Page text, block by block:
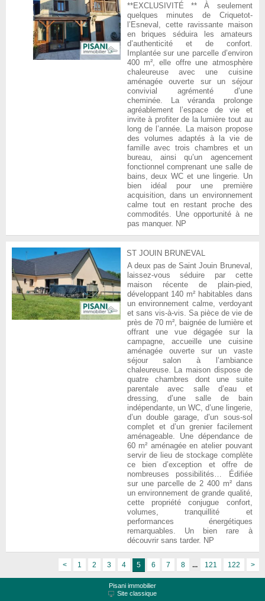
**EXCLUSIVITÉ ** À seulement
quelques minutes de Criquetot-
l’Esneval, cette ravissante maison
en briques séduira les amateurs
d’authenticité et de confort.
Implantée sur une parcelle d’environ
400 m², elle offre une atmosphère
chaleureuse avec une cuisine
aménagée ouverte sur un séjour
convivial agrémenté d’une
cheminée. La véranda prolonge
agréablement l’espace de vie et
invite à profiter de la lumière tout au
long de l’année. La maison propose
des volumes adaptés à la vie de
famille avec trois chambres et un
bureau, ainsi qu’un agencement
fonctionnel comprenant une salle de
bains, deux WC et une lingerie. Un
bien idéal pour une première
acquisition, dans un environnement
calme tout en restant proche des
commodités. Une opportunité à ne
pas manquer. NP
ST JOUIN BRUNEVAL
A deux pas de Saint Jouin Bruneval,
laissez-vous séduire par cette
maison récente de plain-pied,
développant 140 m² habitables dans
un environnement calme, verdoyant
et sans vis-à-vis. Sa pièce de vie de
près de 70 m², baignée de lumière et
offrant une vue dégagée sur la
campagne, accueille une cuisine
aménagée ouverte sur un vaste
séjour salon à l’ambiance
chaleureuse. La maison dispose de
quatre chambres dont une suite
parentale avec salle d’eau et
dressing, d’une salle de bain
indépendante, un WC, d’une lingerie,
d’un double garage, d’un sous-sol
complet et d’un grenier facilement
aménageable. Une dépendance de
60 m² aménagée en atelier pouvant
servir de lieu de stockage complète
ce bien d’exception et offre de
nombreuses possibilités… Édifiée
sur une parcelle de 2 400 m² dans
un environnement de grande qualité,
cette propriété conjugue confort,
volumes, tranquillité et
performances énergétiques
remarquables. Un bien rare à
découvrir sans tarder. NP
< 1 2 3 4 5 6 7 8 ... 121 122 >
Pisani immobilier
Site classique